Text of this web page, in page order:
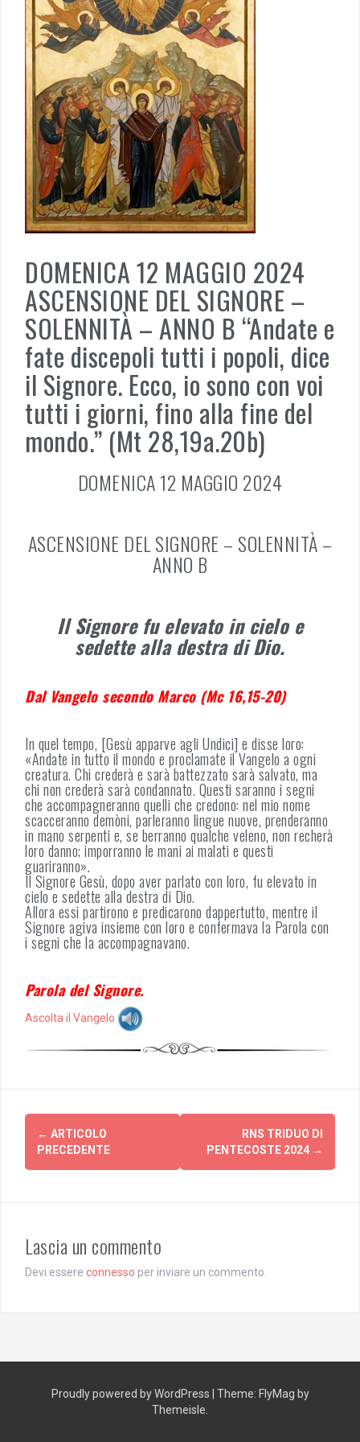
DOMENICA 12 MAGGIO 2024
ASCENSIONE DEL SIGNORE –
SOLENNITÀ – ANNO B “Andate e
fate discepoli tutti i popoli, dice
il Signore. Ecco, io sono con voi
tutti i giorni, fino alla fine del
mondo.” (Mt 28,19a.20b)
DOMENICA 12 MAGGIO 2024
ASCENSIONE DEL SIGNORE – SOLENNITÀ –
ANNO B
Il Signore fu elevato in cielo e
sedette alla destra di Dio.
Dal Vangelo secondo Marco (Mc 16,15-20)
In quel tempo, [Gesù apparve agli Undici] e disse loro:
«Andate in tutto il mondo e proclamate il Vangelo a ogni
creatura. Chi crederà e sarà battezzato sarà salvato, ma
chi non crederà sarà condannato. Questi saranno i segni
che accompagneranno quelli che credono: nel mio nome
scacceranno demòni, parleranno lingue nuove, prenderanno
in mano serpenti e, se berranno qualche veleno, non recherà
loro danno; imporranno le mani ai malati e questi
guariranno».
Il Signore Gesù, dopo aver parlato con loro, fu elevato in
cielo e sedette alla destra di Dio.
Allora essi partirono e predicarono dappertutto, mentre il
Signore agiva insieme con loro e confermava la Parola con
i segni che la accompagnavano.
Parola del Signore.
Ascolta il Vangelo
Post
navigation
← ARTICOLO
PRECEDENTE
RNS TRIDUO DI
PENTECOSTE 2024 →
Lascia un commento
Devi essere connesso per inviare un commento.
Proudly powered by WordPress Theme: FlyMag by
Themeisle.